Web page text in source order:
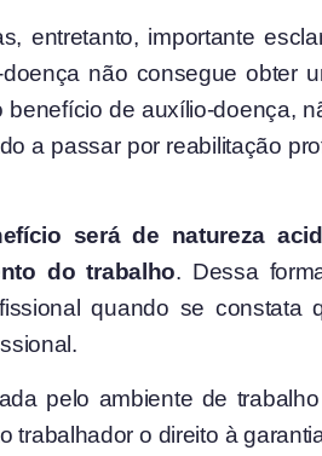
entretanto, importante
não consegue obter
de auxílio-doença,
a passar por reabilitação
será de natureza
do trabalho. Dessa
quando se
pelo ambiente de
o direito à